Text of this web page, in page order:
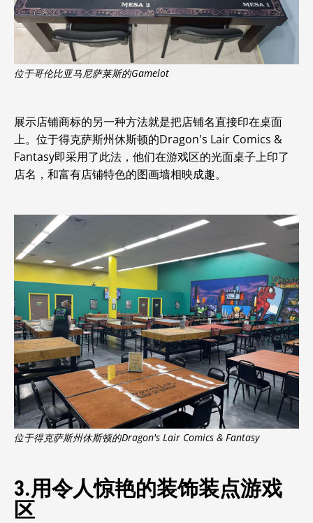
位于哥伦比亚马尼萨莱斯的Gamelot
展示店铺商标的另一种方法就是把店铺名直接印在桌面
上。位于得克萨斯州休斯顿的Dragon's Lair Comics &
Fantasy即采用了此法，他们在游戏区的光面桌子上印了
店名，和富有店铺特色的图画墙相映成趣。
位于得克萨斯州休斯顿的Dragon's Lair Comics & Fantasy
3.用令人惊艳的装饰装点游戏
区